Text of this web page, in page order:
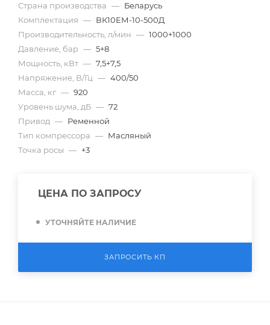
Страна производства — Беларусь
Комплектация — ВК10ЕМ-10-500Д
Производительность, л/мин — 1000+1000
Давление, бар — 5+8
Мощность, кВт — 7,5+7,5
Напряжение, В/Гц — 400/50
Масса, кг — 920
Уровень шума, дБ — 72
Привод — Ременной
Тип компрессора — Масляный
Точка росы — +3
ЦЕНА ПО ЗАПРОСУ
УТОЧНЯЙТЕ НАЛИЧИЕ
ЗАПРОСИТЬ КП